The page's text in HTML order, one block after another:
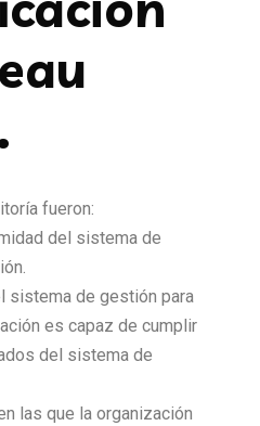
fueron:
del sistema de
sistema de gestión para
es capaz de cumplir
del sistema de
las que la organización